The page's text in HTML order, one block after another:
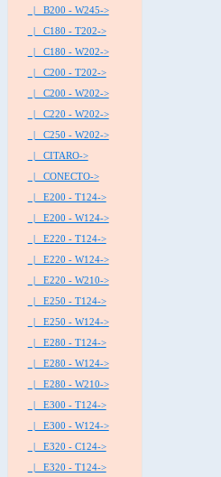
|_ B200 - W245->
|_ C180 - T202->
|_ C180 - W202->
|_ C200 - T202->
|_ C200 - W202->
|_ C220 - W202->
|_ C250 - W202->
|_ CITARO->
|_ CONECTO->
|_ E200 - T124->
|_ E200 - W124->
|_ E220 - T124->
|_ E220 - W124->
|_ E220 - W210->
|_ E250 - T124->
|_ E250 - W124->
|_ E280 - T124->
|_ E280 - W124->
|_ E280 - W210->
|_ E300 - T124->
|_ E300 - W124->
|_ E320 - C124->
|_ E320 - T124->